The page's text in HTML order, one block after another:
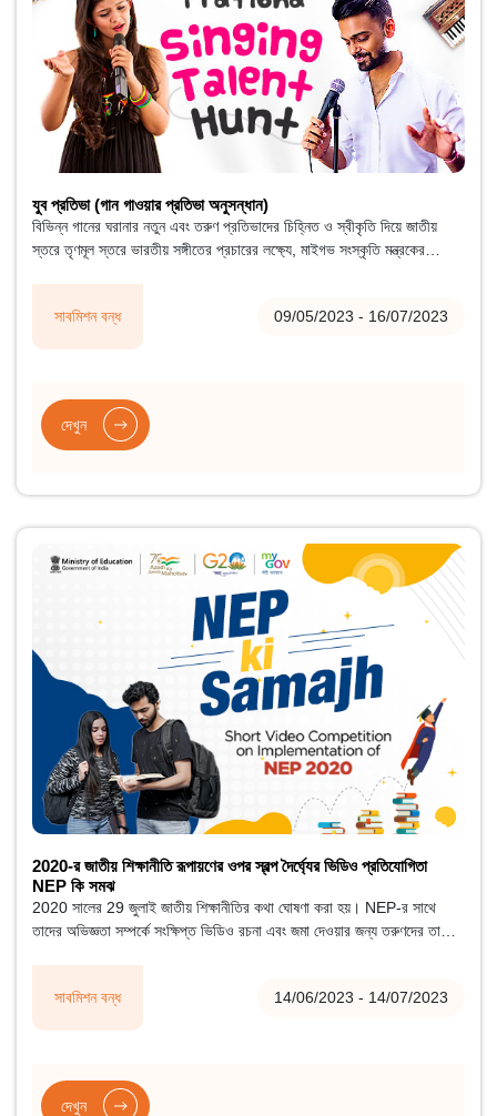
সাবমিশন বন্ধ 09/05/2023 - 16/07/2023
যুব প্রতিভা (গান গাওয়ার প্রতিভা অনুসন্ধান)
বিভিন্ন গানের ঘরানার নতুন এবং তরুণ প্রতিভাদের চিহ্নিত ও স্বীকৃতি দিয়ে জাতীয়
স্তরে তৃণমূল স্তরে ভারতীয় সঙ্গীতের প্রচারের লক্ষ্যে, মাইগভ সংস্কৃতি মন্ত্রকের
দেখুন
সাবমিশন বন্ধ 14/06/2023 - 14/07/2023
2020-র জাতীয় শিক্ষানীতি রূপায়ণের ওপর স্বল্প দৈর্ঘ্যের ভিডিও প্রতিযোগিতা
NEP কি সমঝ
2020 সালের 29 জুলাই জাতীয় শিক্ষানীতির কথা ঘোষণা করা হয়। NEP-র সাথে
তাদের অভিজ্ঞতা সম্পর্কে সংক্ষিপ্ত ভিডিও রচনা এবং জমা দেওয়ার জন্য তরুণদের তাদের
দেখুন